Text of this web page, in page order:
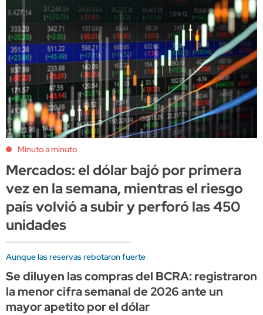
Minuto a minuto
Mercados: el dólar bajó por primera
vez en la semana, mientras el riesgo
país volvió a subir y perforó las 450
unidades
Aunque las reservas rebotaron fuerte
Se diluyen las compras del BCRA: registraron
la menor cifra semanal de 2026 ante un
mayor apetito por el dólar